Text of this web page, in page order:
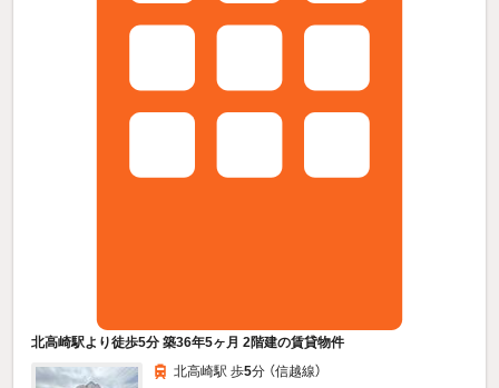
北高崎駅より徒歩5分 築36年5ヶ月 2階建の賃貸物件
北高崎駅 歩5分 （信越線）